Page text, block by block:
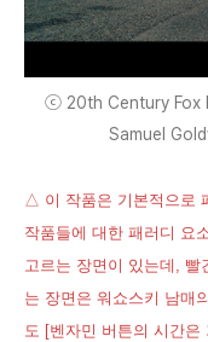
ⓒ 20th Century Fox
Samuel
△ 이 작품은 기본적으로
작품들에 대한 패러디 요
고르는 장면이 있는데,
는 장면은 워쇼스키 남매
도 [벤자민 버튼의 시간